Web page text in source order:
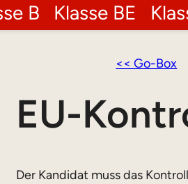
B Klasse BE
<< Go-Box
EU-
Der Kandidat muss das